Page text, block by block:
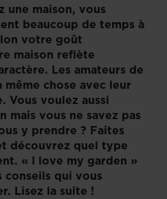
une maison, vous
beaucoup de temps à
votre goût
maison reflète
Les amateurs de
chose avec leur
Vous voulez aussi
mais vous ne savez pas
y prendre ? Faites
découvrez quel type
« I love my garden »
conseils qui vous
Lisez la suite !